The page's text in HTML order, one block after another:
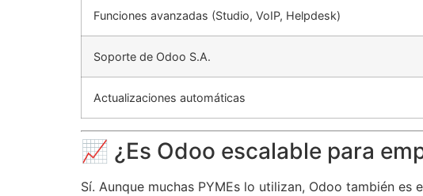
Funciones avanzadas (Studio, VoIP, Helpdesk)
Soporte de Odoo S.A.
Actualizaciones automáticas
📈 ¿Es Odoo escalable para
Sí. Aunque muchas PYMEs lo utilizan, Odoo también